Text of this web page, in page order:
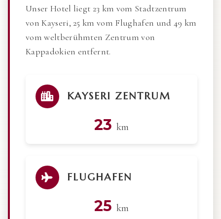
Unser Hotel liegt 23 km vom Stadtzentrum
von Kayseri, 25 km vom Flughafen und 49 km
vom weltberühmten Zentrum von
Kappadokien entfernt.
KAYSERI ZENTRUM
23 km
FLUGHAFEN
25 km